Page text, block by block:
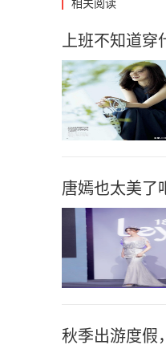
相关阅读
上班不知道
唐嫣也太美了
秋季出游度假